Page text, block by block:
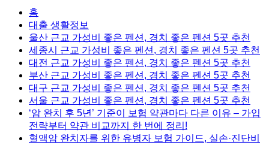
홈
대출 생활정보
울산 근교 가성비 좋은 펜션, 경치 좋은 펜션 5곳 추천
세종시 근교 가성비 좋은 펜션, 경치 좋은 펜션 5곳 추천
대전 근교 가성비 좋은 펜션, 경치 좋은 펜션 5곳 추천
부산 근교 가성비 좋은 펜션, 경치 좋은 펜션 5곳 추천
대구 근교 가성비 좋은 펜션, 경치 좋은 펜션 5곳 추천
서울 근교 가성비 좋은 펜션, 경치 좋은 펜션 5곳 추천
‘암 완치 후 5년’ 기준이 보험 약관마다 다른 이유 – 가입
전략부터 약관 비교까지 한 번에 정리!
혈액암 완치자를 위한 유병자 보험 가이드, 실손·진단비